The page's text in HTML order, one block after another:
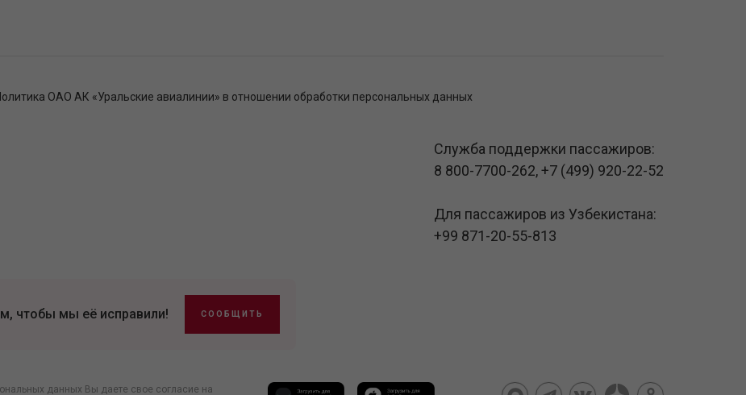
ОАО АК «Уральские авиалинии» в отношении обработки персональных данных
Служба поддержки пассажиров:
8 800-7700-262,+7 (499) 920-22-52
Для пассажиров из Узбекистана:
+99 871-20-55-813
чтобы мы её исправили! СООБЩИТЬ
данных Вы даете свое согласие на